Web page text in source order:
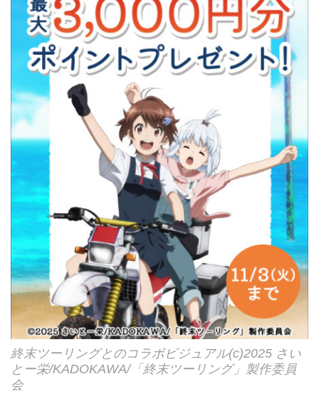
終末ツーリングとのコラボビジュアル(c)2025 さい
とー栄/KADOKAWA/「終末ツーリング」製作委員
会